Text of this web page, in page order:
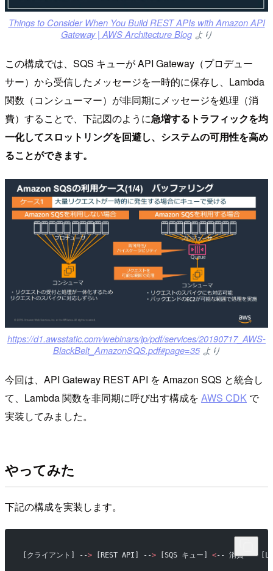
Things to Consider When You Build REST APIs with Amazon API
Gateway | AWS Architecture Blogより
この構成では、SQS キューが API Gateway（プロデュー
サー）から受信したメッセージを一時的に保存し、Lambda
関数（コンシューマー）が非同期にメッセージを処理（消
費）することで、下記図のように急増するトラフィックを均
一化してスロットリングを回避し、システムの可用性を高め
ることができます。
https://d1.awsstatic.com/webinars/jp/pdf/services/20190717_AWS-
BlackBelt_AmazonSQS.pdf#page=35より
今回は、API Gateway REST API を Amazon SQS と統合し
て、Lambda 関数を非同期に呼び出す構成を AWS CDK で
実装してみました。
やってみた
下記の構成を実装します。
[クライアント] --> [REST API] --> [SQS キュー] <-- 消費 --